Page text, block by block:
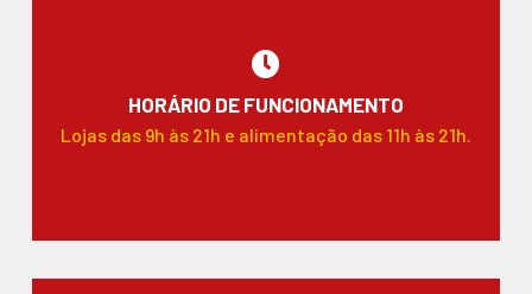
HORÁRIO DE FUNCIONAMENTO
Lojas das 9h às 21h e alimentação das 11h às 21h.